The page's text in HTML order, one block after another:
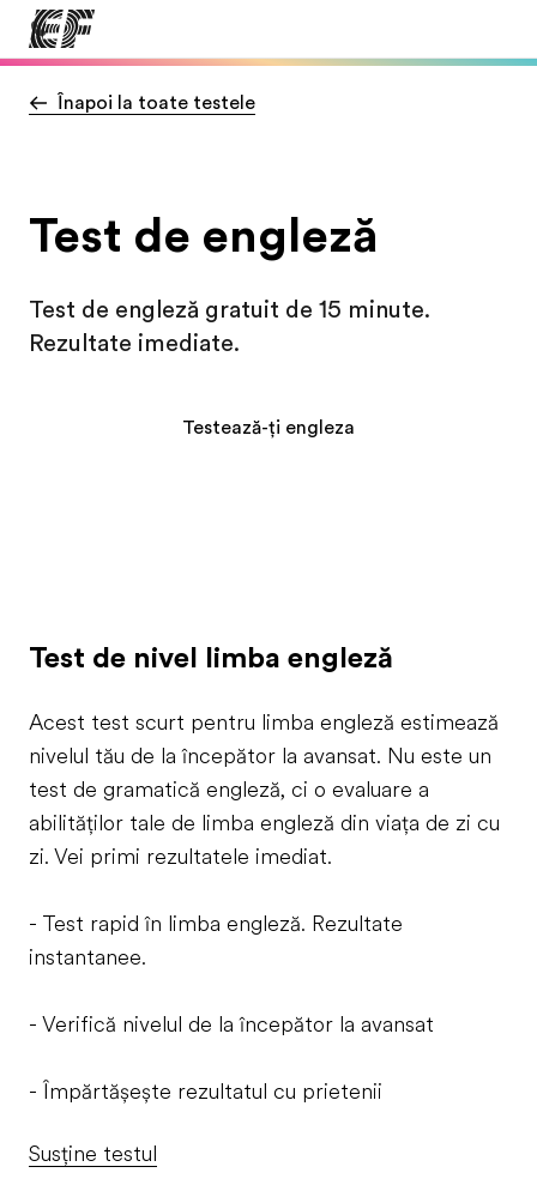
Home
Find an office near you
Înapoi la toate testele
Test de engleză
Test de engleză gratuit de 15 minute.
Rezultate imediate.
Testează-ți engleza
Test de nivel limba engleză
Acest test scurt pentru limba engleză estimează
nivelul tău de la începător la avansat. Nu este un
test de gramatică engleză, ci o evaluare a
abilităților tale de limba engleză din viața de zi cu
zi. Vei primi rezultatele imediat.
- Test rapid în limba engleză. Rezultate
instantanee.
- Verifică nivelul de la începător la avansat
- Împărtășește rezultatul cu prietenii
Susține testul